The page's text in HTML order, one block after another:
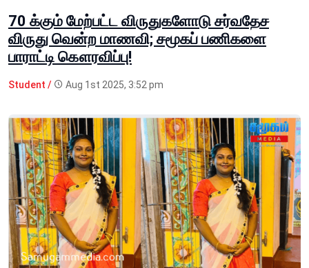
70 க்கும் மேற்பட்ட விருதுகளோடு சர்வதேச
விருது வென்ற மாணவி; சமூகப் பணிகளை
பாராட்டி கௌரவிப்பு!
Student / Aug 1st 2025, 3:52 pm